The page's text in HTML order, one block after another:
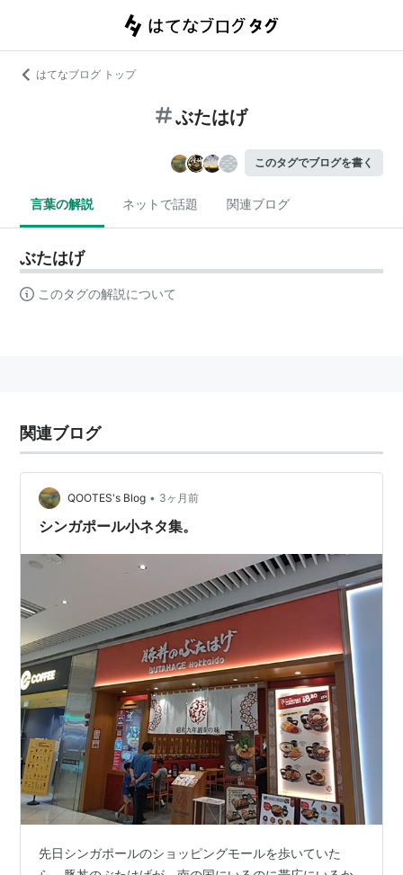
はてなブログ トップ
ぶたはげ
このタグでブログを書く
言葉の解説 ネットで話題 関連ブログ
ぶたはげ
このタグの解説について
関連ブログ
QOOTES's Blog • 3ヶ月前
シンガポール小ネタ集。
先日シンガポールのショッピングモールを歩いていた